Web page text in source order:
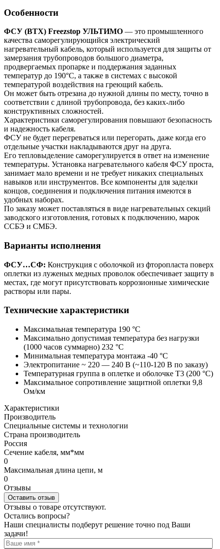
Особенности
ФСУ (ВТХ) Freezstop УЛЬТИМО — это промышленного
качества саморегулирующийся электрический
нагревательный кабель, который используется для защиты от
замерзания трубопроводов большого диаметра,
продвергаемых пропарке и поддержания заданных
температур до 190°С, а также в системах с высокой
температурой воздействия на греющий кабель.
Он может быть отрезана до нужной длины по месту, точно в
соответствии с длиной трубопровода, без каких-либо
конструктивных сложностей.
Характеристики саморегулирования повышают безопасность
и надежность кабеля.
ФСУ не будет перегреваться или перегорать, даже когда его
отдельные участки накладываются друг на друга.
Его тепловыделение саморегулируется в ответ на изменение
температуры. Установка нагревательного кабеля ФСУ проста,
занимает мало времени и не требует никаких специальных
навыков или инструментов. Все компоненты для заделки
концов, соединения и подключения питания имеются в
удобных наборах.
По заказу может поставляться в виде нагревательных секций
заводского изготовления, готовых к подключению, марок
ССБЭ и СМБЭ.
Варианты исполнения
ФСУ…СФ: Конструкция с оболочкой из фторопласта поверх
оплетки из луженых медных проволок обеспечивает защиту в
местах, где могут присутствовать коррозионные химические
растворы или пары.
Технические характеристики
Максимальная температура 190 °C
Максимально допустимая температура без нагрузки
(1000 часов суммарно) 232 °C
Минимальная температура монтажа -40 °C
Электропитание ~ 220 — 240 В (~110-120 В по заказу)
Температурная группа в оплетке и оболочке Т3 (200 °С)
Максимальное сопротивление защитной оплетки 9,8
Ом/км
Характеристики
Производитель
Специальные системы и технологии
Страна производитель
Россия
Сечение кабеля, мм*мм
0
Максимальная длина цепи, м
0
Отзывы
Оставить отзыв
Отзывы о товаре отсутствуют.
Остались вопросы?
Наши специалисты подберут решение точно под Ваши
задачи!